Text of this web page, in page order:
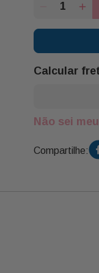
Calcular
Não sei
Compartilhe: